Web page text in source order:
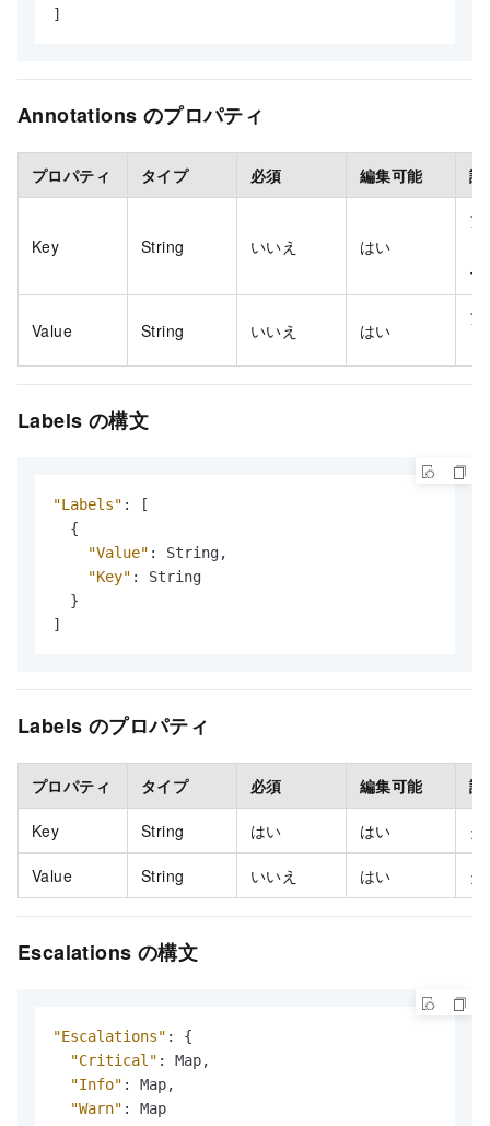
]
Annotations のプロパティ
プロパティ タイプ 必須 編集可能 説
Key String いいえ はい
ア
ー
Value String いいえ はい
ア
Labels の構文
"Labels" :
[
{
"Value" : String,
"Key" :
String
}
]
Labels のプロパティ
プロパティ タイプ 必須 編集可能 説
Key String はい はい
Value String いいえ はい
Escalations の構文
"Escalations" :
{
"Critical" : Map,
"Info" : Map,
"Warn" :